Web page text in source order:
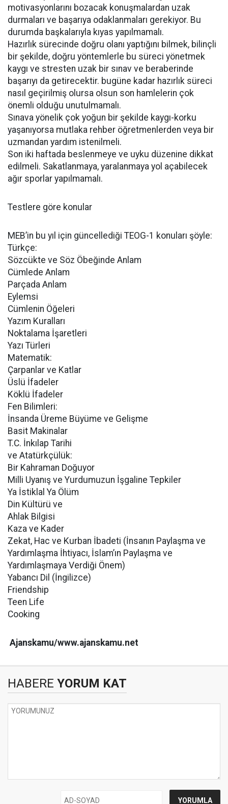
motivasyonlarını bozacak konuşmalardan uzak
durmaları ve başarıya odaklanmaları gerekiyor. Bu
durumda başkalarıyla kıyas yapılmamalı.
Hazırlık sürecinde doğru olanı yaptığını bilmek, bilinçli
bir şekilde, doğru yöntemlerle bu süreci yönetmek
kaygı ve stresten uzak bir sınav ve beraberinde
başarıyı da getirecektir. bugüne kadar hazırlık süreci
nasıl geçirilmiş olursa olsun son hamlelerin çok
önemli olduğu unutulmamalı.
Sınava yönelik çok yoğun bir şekilde kaygı-korku
yaşanıyorsa mutlaka rehber öğretmenlerden veya bir
uzmandan yardım istenilmeli.
Son iki haftada beslenmeye ve uyku düzenine dikkat
edilmeli. Sakatlanmaya, yaralanmaya yol açabilecek
ağır sporlar yapılmamalı.
Testlere göre konular
MEB’in bu yıl için güncellediği TEOG-1 konuları şöyle:
Türkçe:
Sözcükte ve Söz Öbeğinde Anlam
Cümlede Anlam
Parçada Anlam
Eylemsi
Cümlenin Öğeleri
Yazım Kuralları
Noktalama İşaretleri
Yazı Türleri
Matematik:
Çarpanlar ve Katlar
Üslü İfadeler
Köklü İfadeler
Fen Bilimleri:
İnsanda Üreme Büyüme ve Gelişme
Basit Makinalar
T.C. İnkılap Tarihi
ve Atatürkçülük:
Bir Kahraman Doğuyor
Milli Uyanış ve Yurdumuzun İşgaline Tepkiler
Ya İstiklal Ya Ölüm
Din Kültürü ve
Ahlak Bilgisi
Kaza ve Kader
Zekat, Hac ve Kurban İbadeti (İnsanın Paylaşma ve
Yardımlaşma İhtiyacı, İslam’ın Paylaşma ve
Yardımlaşmaya Verdiği Önem)
Yabancı Dil (İngilizce)
Friendship
Teen Life
Cooking
Ajanskamu/www.ajanskamu.net
HABERE YORUM KAT